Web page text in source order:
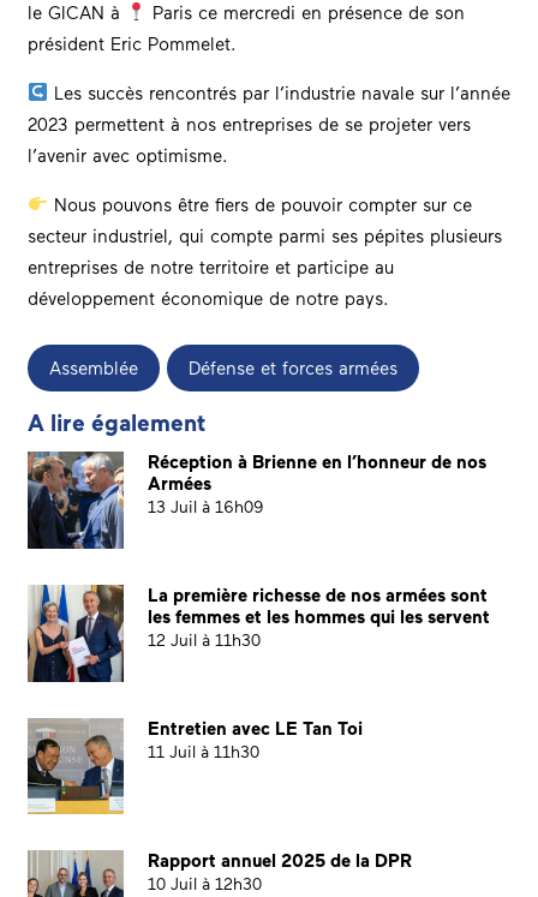
le GICAN à
Paris ce mercredi en présence de son
président Eric Pommelet.
Les succès rencontrés par l’industrie navale sur l’année
2023 permettent à nos entreprises de se projeter vers
l’avenir avec optimisme.
Nous pouvons être fiers de pouvoir compter sur ce
secteur industriel, qui compte parmi ses pépites plusieurs
entreprises de notre territoire et participe au
développement économique de notre pays.
Assemblée Défense et forces armées
A lire également
Réception à Brienne en l’honneur de nos
Armées
13 Juil à 16h09
La première richesse de nos armées sont
les femmes et les hommes qui les servent
12 Juil à 11h30
Entretien avec LE Tan Toi
11 Juil à 11h30
Rapport annuel 2025 de la DPR
10 Juil à 12h30